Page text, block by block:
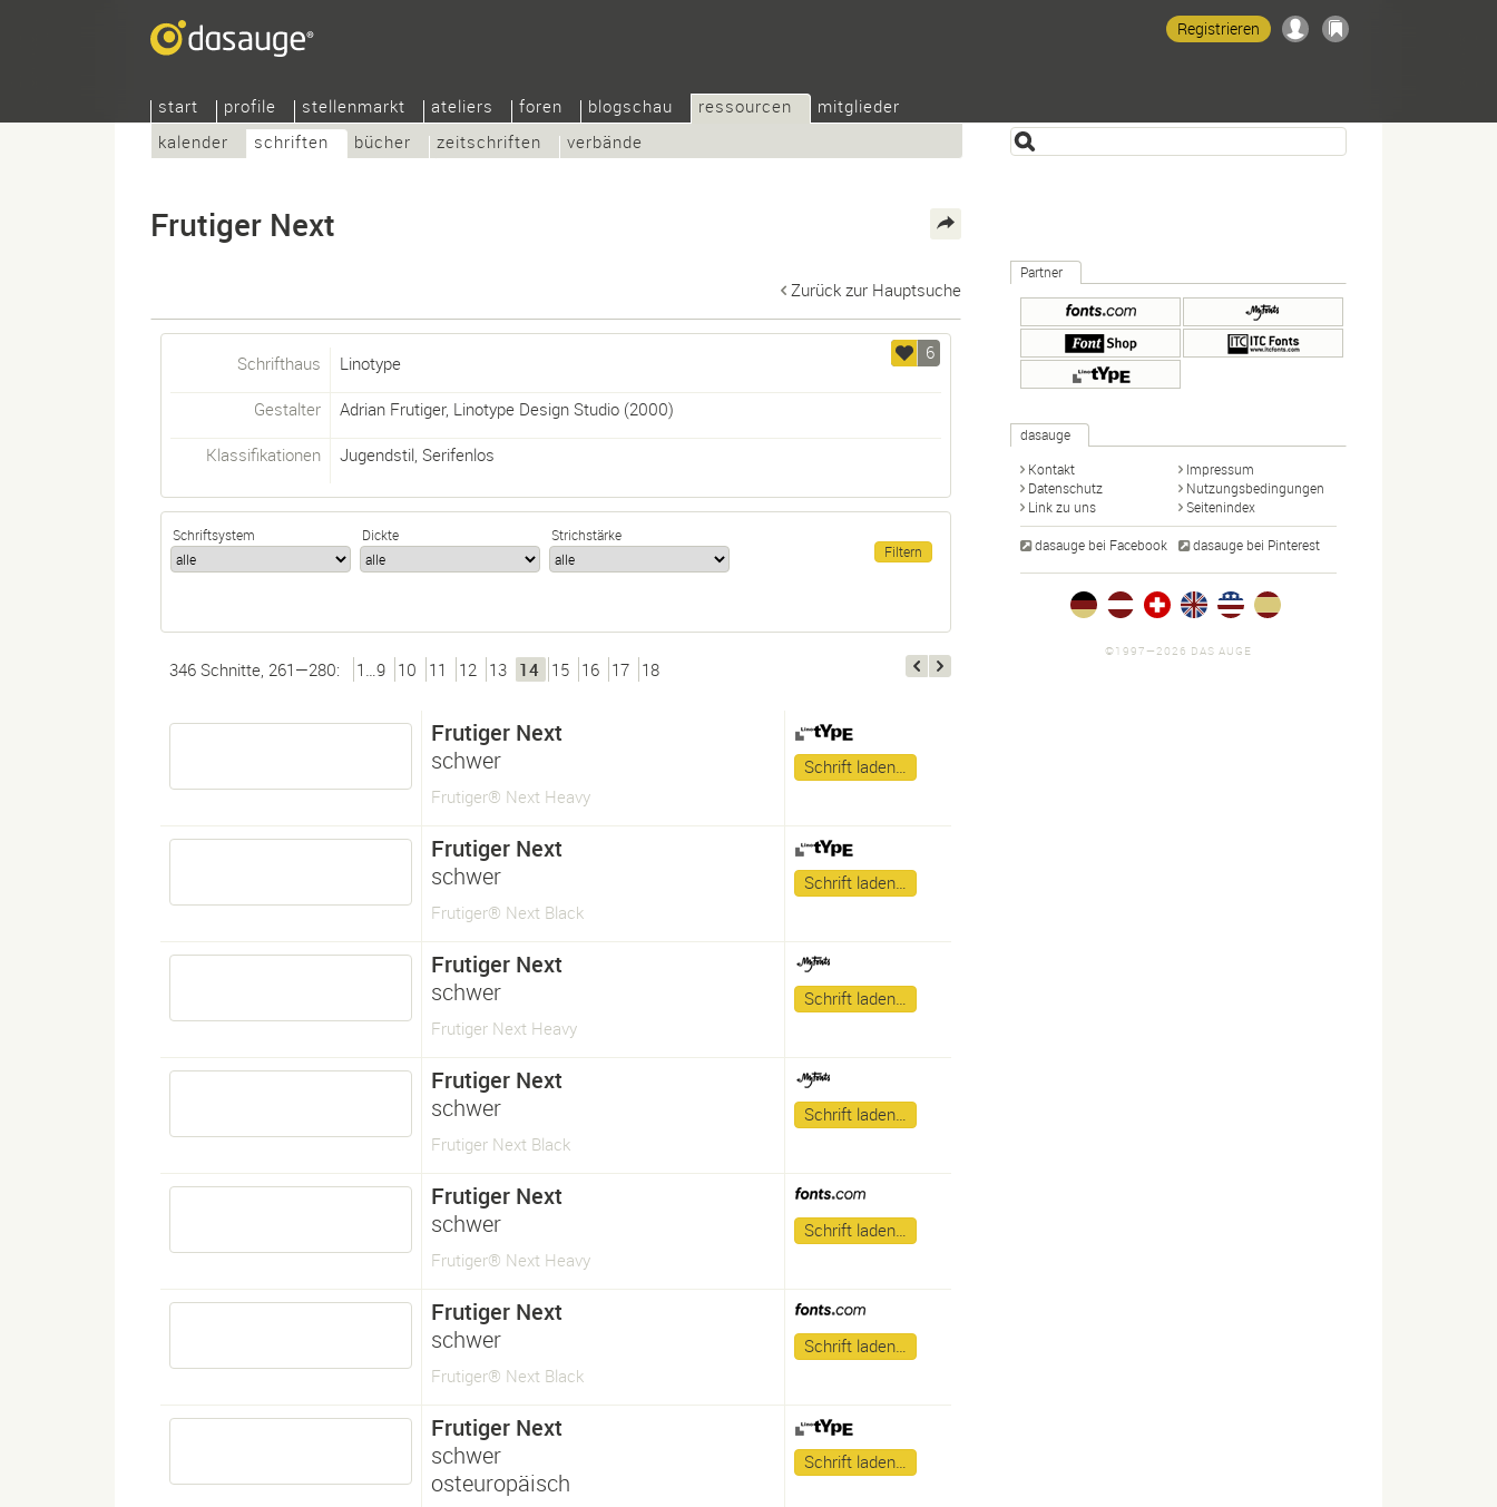
start profile stellenmarkt ateliers foren blogschau
ressourcen
kalender
schriften bücher zeitschriften verbände
mitglieder
Registrieren
Frutiger Next
Zurück zur Hauptsuche
6
Schrifthaus Linotype
Gestalter Adrian Frutiger, Linotype Design Studio(2000)
Klassifikationen Jugendstil, Serifenlos
Schriftsystem Dickte Strichstärke
346 Schnitte, 261—280: 1…9 10 11 12 13 14 15 16 17 18
Frutiger Next
schwer
Frutiger® Next Heavy
Schrift laden…
Frutiger Next
schwer
Frutiger® Next Black
Schrift laden…
Frutiger Next
schwer
Frutiger Next Heavy
Schrift laden…
Frutiger Next
schwer
Frutiger Next Black
Schrift laden…
Frutiger Next
schwer
Frutiger® Next Heavy
Schrift laden…
Frutiger Next
schwer
Frutiger® Next Black
Schrift laden…
Frutiger Next
schwer
osteuropäisch
Schrift laden…
Partner
dasauge
Kontakt
Impressum
Datenschutz
Nutzungsbedingungen
Link zu uns
Seitenindex
dasauge bei Facebook dasauge bei Pinterest
©1997—2026 DAS AUGE